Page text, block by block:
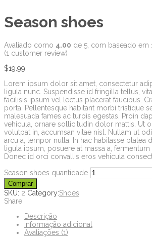
Season shoes
Avaliado como 4.00 de 5, com baseado em
(1 customer review)
$19.99
Lorem ipsum dolor sit amet, consectetur
ligula nunc. Suspendisse id fringilla tellus,
facilisis ipsum vel lectus placerat faucibus.
porta. Pellentesque habitant morbi tristique
malesuada fames ac turpis egestas. Proin
vehicula, ornare sollicitudin dolor mattis. Ut
volutpat in, accumsan vitae nisl. Nullam ut
arcu a, tempor nulla. In hac habitasse platea
ligula ipsum, posuere at massa a,
Donec id orci convallis eros vehicula
Season shoes quantidade
Comprar
SKU: 2 Category:Shoes
Share
Descrição
Informação adicional
Avaliações (1)